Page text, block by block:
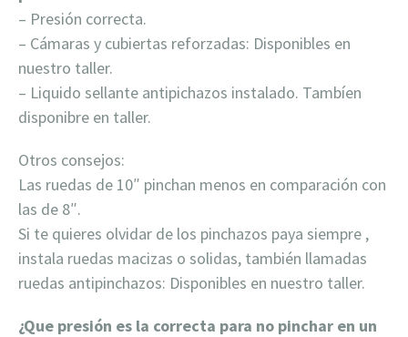
– Presión correcta.
– Cámaras y cubiertas reforzadas: Disponibles en
nuestro taller.
– Liquido sellante antipichazos instalado. Tambíen
disponibre en taller.
Otros consejos:
Las ruedas de 10″ pinchan menos en comparación con
las de 8″.
Si te quieres olvidar de los pinchazos paya siempre ,
instala ruedas macizas o solidas, también llamadas
ruedas antipinchazos: Disponibles en nuestro taller.
¿Que presión es la correcta para no pinchar en un